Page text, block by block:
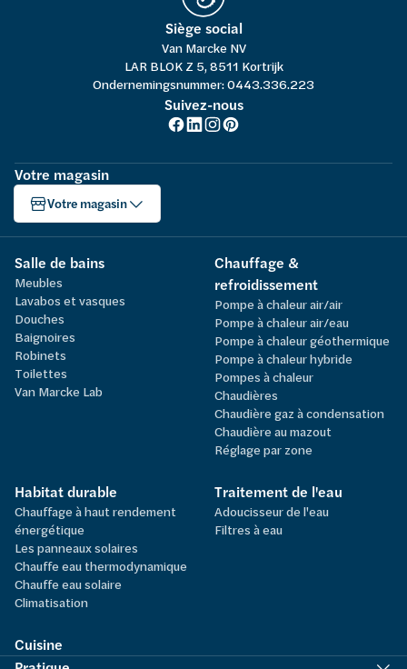
Siège social
Van Marcke NV
LAR BLOK Z 5, 8511 Kortrijk
Ondernemingsnummer: 0443.336.223
Suivez-nous
Votre magasin
Votre magasin
Salle de bains
Meubles
Lavabos et vasques
Douches
Baignoires
Robinets
Toilettes
Van Marcke Lab
Chauffage &
refroidissement
Pompe à chaleur air/air
Pompe à chaleur air/eau
Pompe à chaleur géothermique
Pompe à chaleur hybride
Pompes à chaleur
Chaudières
Chaudière gaz à condensation
Chaudière au mazout
Réglage par zone
Habitat durable
Chauffage à haut rendement
énergétique
Les panneaux solaires
Chauffe eau thermodynamique
Chauffe eau solaire
Climatisation
Traitement de l'eau
Adoucisseur de l'eau
Filtres à eau
Cuisine